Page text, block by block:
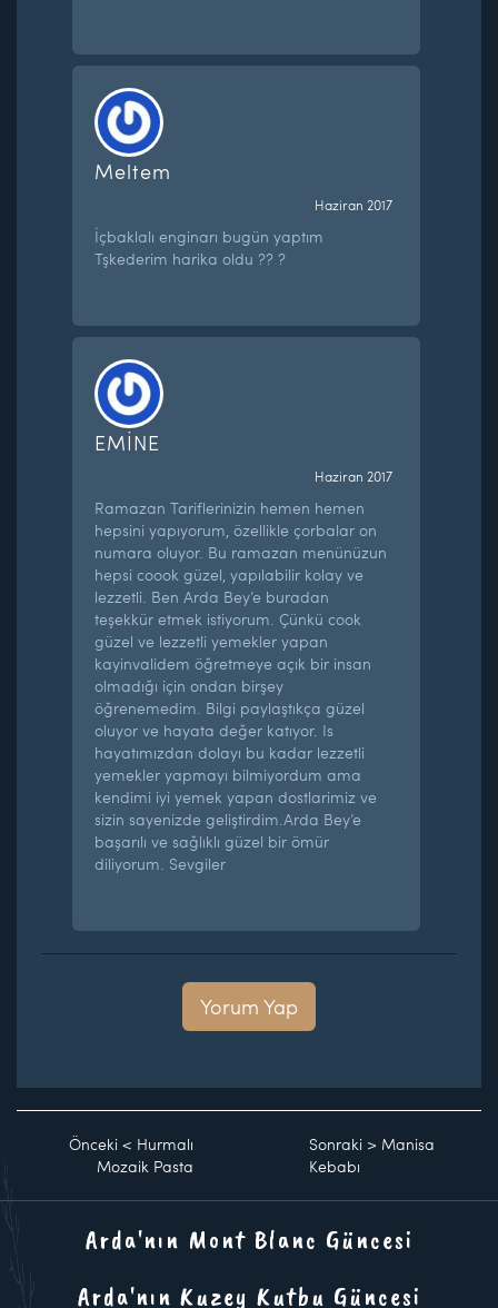
Meltem
Haziran 2017
İçbaklalı enginarı bugün yaptım
Tşkederim harika oldu ?? ?
EMİNE
Haziran 2017
Ramazan Tariflerinizin hemen hemen
hepsini yapıyorum, özellikle çorbalar on
numara oluyor. Bu ramazan menünüzun
hepsi coook güzel, yapılabilir kolay ve
lezzetli. Ben Arda Bey’e buradan
teşekkür etmek istiyorum. Çünkü cook
güzel ve lezzetli yemekler yapan
kayinvalidem öğretmeye açık bir insan
olmadığı için ondan birşey
öğrenemedim. Bilgi paylaştıkça güzel
oluyor ve hayata değer katıyor. Is
hayatımızdan dolayı bu kadar lezzetli
yemekler yapmayı bilmiyordum ama
kendimi iyi yemek yapan dostlarimiz ve
sizin sayenizde geliştirdim.Arda Bey’e
başarılı ve sağlıklı güzel bir ömür
diliyorum. Sevgiler
Yorum Yap
Önceki < Hurmalı
Mozaik Pasta
Sonraki > Manisa
Kebabı
Arda'nın Mont Blanc Güncesi
Arda'nın Kuzey Kutbu Güncesi